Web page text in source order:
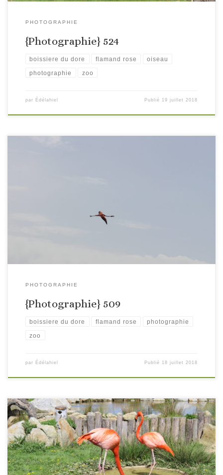
PHOTOGRAPHIE
{Photographie} 524
boissiere du dore flamand rose oiseau
photographie zoo
par Édélahiel Publié 19 juillet 2018
PHOTOGRAPHIE
{Photographie} 509
boissiere du dore flamand rose photographie
zoo
par Édélahiel Publié 18 juillet 2018